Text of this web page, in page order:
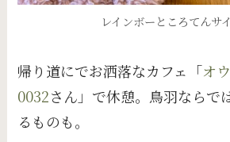
レインボーところてんサ
帰り道にでお洒落なカフェ「オ
0032さん」で休憩。鳥羽ならで
るものも。